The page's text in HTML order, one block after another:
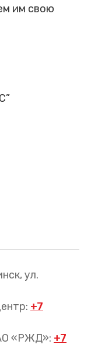
им свою
ул.
+7
«РЖД»: +7